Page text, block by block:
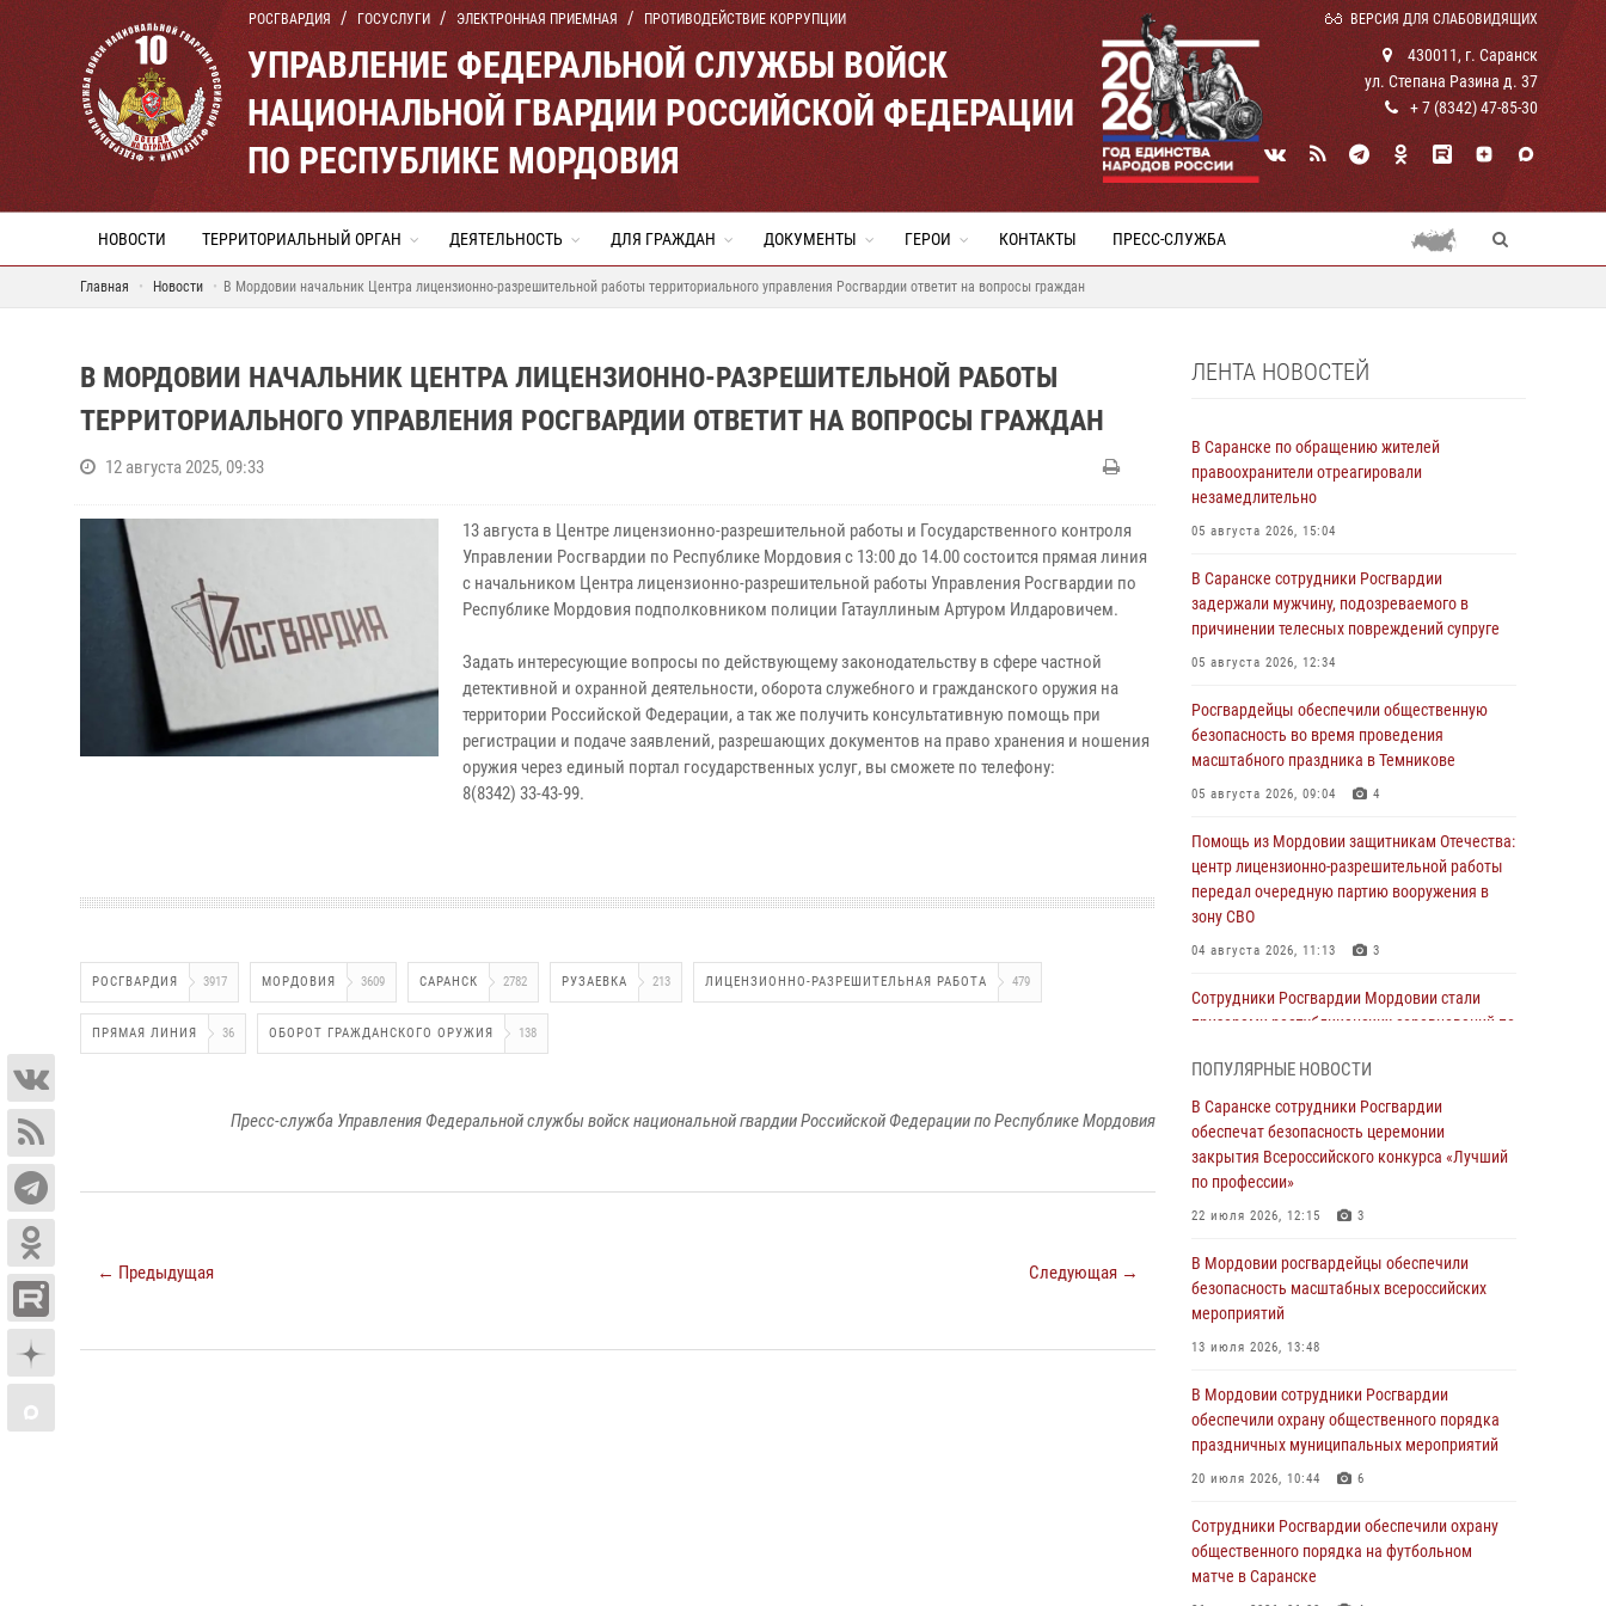
РОСГВАРДИЯ ГОСУСЛУГИ ЭЛЕКТРОННАЯ ПРИЕМНАЯ ПРОТИВОДЕЙСТВИЕ КОРРУПЦИИ ВЕРСИЯ ДЛЯ СЛАБОВИДЯЩИХ
УПРАВЛЕНИЕ ФЕДЕРАЛЬНОЙ СЛУЖБЫ ВОЙСК
НАЦИОНАЛЬНОЙ ГВАРДИИ РОССИЙСКОЙ ФЕДЕРАЦИИ
ПО РЕСПУБЛИКЕ МОРДОВИЯ
430011, г. Саранск
ул. Степана Разина д. 37
+ 7 (8342) 47-85-30
НОВОСТИ ТЕРРИТОРИАЛЬНЫЙ ОРГАН ДЕЯТЕЛЬНОСТЬ ДЛЯ ГРАЖДАН ДОКУМЕНТЫ ГЕРОИ КОНТАКТЫ ПРЕСС-СЛУЖБА
Главная Новости В Мордовии начальник Центра лицензионно-разрешительной работы территориального управления Росгвардии ответит на вопросы граждан
В МОРДОВИИ НАЧАЛЬНИК ЦЕНТРА ЛИЦЕНЗИОННО-РАЗРЕШИТЕЛЬНОЙ РАБОТЫ
ТЕРРИТОРИАЛЬНОГО УПРАВЛЕНИЯ РОСГВАРДИИ ОТВЕТИТ НА ВОПРОСЫ ГРАЖДАН
12 августа 2025, 09:33
13 августа в Центре лицензионно-разрешительной работы и Государственного контроля
Управлении Росгвардии по Республике Мордовия с 13:00 до 14.00 состоится прямая линия
с начальником Центра лицензионно-разрешительной работы Управления Росгвардии по
Республике Мордовия подполковником полиции Гатауллиным Артуром Илдаровичем.
Задать интересующие вопросы по действующему законодательству в сфере частной
детективной и охранной деятельности, оборота служебного и гражданского оружия на
территории Российской Федерации, а так же получить консультативную помощь при
регистрации и подаче заявлений, разрешающих документов на право хранения и ношения
оружия через единый портал государственных услуг, вы сможете по телефону:
8(8342) 33-43-99.
РОСГВАРДИЯ 3917 МОРДОВИЯ 3609 САРАНСК 2782 РУЗАЕВКА 213 ЛИЦЕНЗИОННО-РАЗРЕШИТЕЛЬНАЯ РАБОТА 479
ПРЯМАЯ ЛИНИЯ 36 ОБОРОТ ГРАЖДАНСКОГО ОРУЖИЯ 138
Пресс-служба Управления Федеральной службы войск национальной гвардии Российской Федерации по Республике Мордовия
← Предыдущая Следующая →
ЛЕНТА НОВОСТЕЙ
В Саранске по обращению жителей
правоохранители отреагировали
незамедлительно
05 августа 2026, 15:04
В Саранске сотрудники Росгвардии
задержали мужчину, подозреваемого в
причинении телесных повреждений супруге
05 августа 2026, 12:34
Росгвардейцы обеспечили общественную
безопасность во время проведения
масштабного праздника в Темникове
05 августа 2026, 09:04 4
Помощь из Мордовии защитникам Отечества:
центр лицензионно-разрешительной работы
передал очередную партию вооружения в
зону СВО
04 августа 2026, 11:13 3
Сотрудники Росгвардии Мордовии стали
призерами республиканских соревнований по
В Саранске росгвардейцы пресекли
нарушение правопорядка: «отдых» на
лавочке закончился в отделе полиции
04 августа 2026, 07:06
В Саранске сотрудники Росгвардии
задержали гражданина за нанесение побоев
03 августа 2026, 08:58
безопасность празднования 98-летия
Торбеевского и Ковылкинского районов
Мордовии
03 августа 2026, 08:32
В Мордовии отметили День ВДВ: нарушений
правопорядка не допущено
03 августа 2026, 07:40
ПОПУЛЯРНЫЕ НОВОСТИ
В Саранске сотрудники Росгвардии
обеспечат безопасность церемонии
закрытия Всероссийского конкурса «Лучший
по профессии»
22 июля 2026, 12:15 3
В Мордовии росгвардейцы обеспечили
безопасность масштабных всероссийских
мероприятий
13 июля 2026, 13:48
В Мордовии сотрудники Росгвардии
обеспечили охрану общественного порядка
праздничных муниципальных мероприятий
20 июля 2026, 10:44 6
Сотрудники Росгвардии обеспечили охрану
общественного порядка на футбольном
матче в Саранске